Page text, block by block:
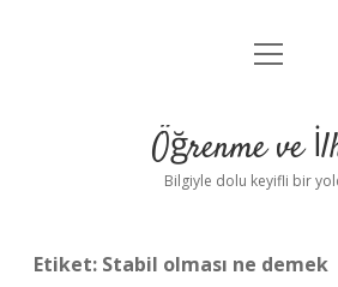
Anasayfa
Yasal Uyarı
menüyü
Öğrenme ve
Bilgiyle dolu keyifli bir
Etiket: Stabil olması ne demek